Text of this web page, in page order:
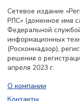
Сетевое издание
РЛС» (доменное имя
Федеральной
информационных
(Роскомнадзор),
решения о
апреля 2023 г.
О компании